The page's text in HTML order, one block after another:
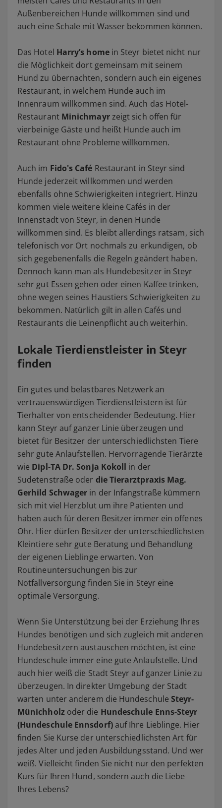
Außenbereichen Hunde willkommen sind und
auch eine Schale mit Wasser bekommen können.
Das Hotel Harry’s homein Steyr bietet nicht nur
die Möglichkeit dort gemeinsam mit seinem
Hund zu übernachten, sondern auch ein eigenes
Restaurant, in welchem Hunde auch im
Innenraum willkommen sind. Auch das Hotel-
Restaurant Minichmayrzeigt sich offen für
vierbeinige Gäste und heißt Hunde auch im
Restaurant ohne Probleme willkommen.
Auch im Fido's Café Restaurant in Steyr sind
Hunde jederzeit willkommen und werden
ebenfalls ohne Schwierigkeiten integriert. Hinzu
kommen viele weitere kleine Cafés in der
Innenstadt von Steyr, in denen Hunde
willkommen sind. Es bleibt allerdings ratsam, sich
telefonisch vor Ort nochmals zu erkundigen, ob
sich gegebenenfalls die Regeln geändert haben.
Dennoch kann man als Hundebesitzer in Steyr
sehr gut Essen gehen oder einen Kaffee trinken,
ohne wegen seines Haustiers Schwierigkeiten zu
bekommen. Natürlich gilt in allen Cafés und
Restaurants die Leinenpflicht auch weiterhin.
Lokale Tierdienstleister in Steyr
finden
Ein gutes und belastbares Netzwerk an
vertrauenswürdigen Tierdienstleistern ist für
Tierhalter von entscheidender Bedeutung. Hier
kann Steyr auf ganzer Linie überzeugen und
bietet für Besitzer der unterschiedlichsten Tiere
sehr gute Anlaufstellen. Hervorragende Tierärzte
wie Dipl-TA Dr. Sonja Kokoll in der
Sudetenstraße oder die Tierarztpraxis Mag.
Gerhild Schwager in der Infangstraße kümmern
sich mit viel Herzblut um ihre Patienten und
haben auch für deren Besitzer immer ein offenes
Ohr. Hier dürfen Besitzer der unterschiedlichsten
Kleintiere sehr gute Beratung und Behandlung
der eigenen Lieblinge erwarten. Von
Routineuntersuchungen bis zur
Notfallversorgung finden Sie in Steyr eine
optimale Versorgung.
Wenn Sie Unterstützung bei der Erziehung Ihres
Hundes benötigen und sich zugleich mit anderen
Hundebesitzern austauschen möchten, ist eine
Hundeschule immer eine gute Anlaufstelle. Und
auch hier weiß die Stadt Steyr auf ganzer Linie zu
überzeugen. In direkter Umgebung der Stadt
warten unter anderem die Hundeschule Steyr-
Münichholz oder die Hundeschule Enns-Steyr
(Hundeschule Ennsdorf)auf Ihre Lieblinge. Hier
finden Sie Kurse der unterschiedlichsten Art für
jedes Alter und jeden Ausbildungsstand. Und wer
weiß. Vielleicht finden Sie nicht nur den perfekten
Kurs für Ihren Hund, sondern auch die Liebe
Ihres Lebens?